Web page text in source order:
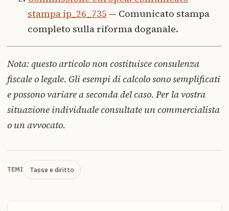
stampa ip_26_735 — Comunicato stampa
completo sulla riforma doganale.
Nota: questo articolo non costituisce consulenza
fiscale o legale. Gli esempi di calcolo sono semplificati
e possono variare a seconda del caso. Per la vostra
situazione individuale consultate un commercialista
o un avvocato.
TEMI Tasse e diritto